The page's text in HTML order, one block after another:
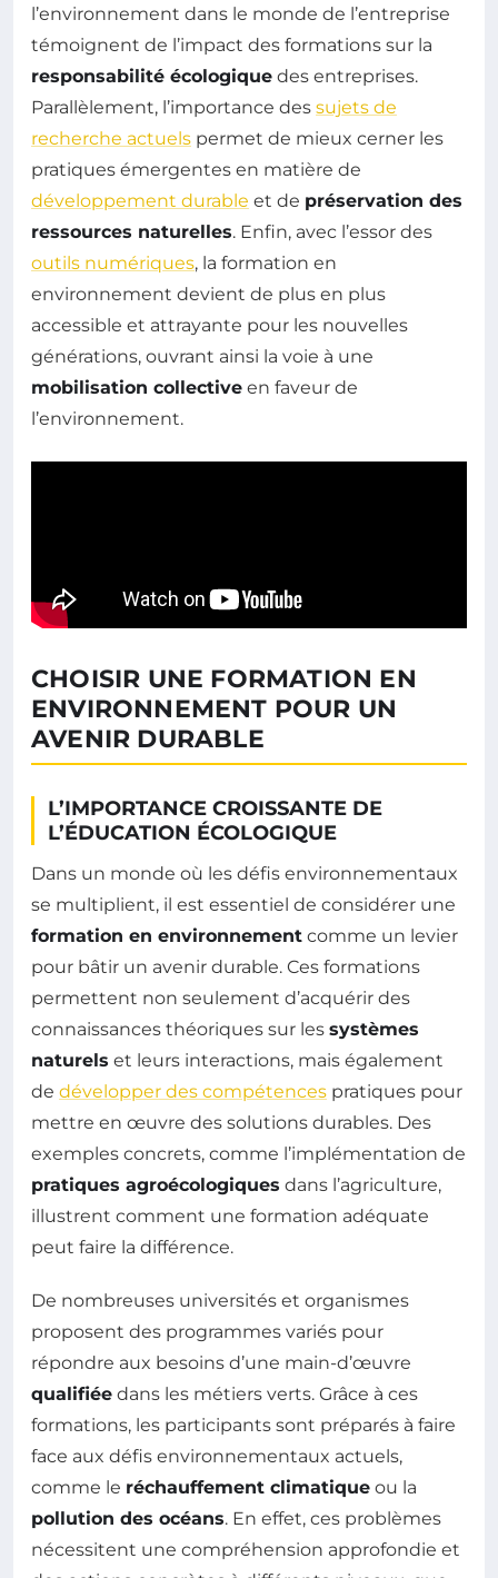
l’environnement dans le monde de l’entreprise
témoignent de l’impact des formations sur la
responsabilité écologique des entreprises.
Parallèlement, l’importance des sujets de
recherche actuels permet de mieux cerner les
pratiques émergentes en matière de
développement durable et de préservation des
ressources naturelles. Enfin, avec l’essor des
outils numériques, la formation en
environnement devient de plus en plus
accessible et attrayante pour les nouvelles
générations, ouvrant ainsi la voie à une
mobilisation collective en faveur de
l’environnement.
CHOISIR UNE FORMATION EN
ENVIRONNEMENT POUR UN
AVENIR DURABLE
L’IMPORTANCE CROISSANTE DE
L’ÉDUCATION ÉCOLOGIQUE
Dans un monde où les défis environnementaux
se multiplient, il est essentiel de considérer une
formation en environnement comme un levier
pour bâtir un avenir durable. Ces formations
permettent non seulement d’acquérir des
connaissances théoriques sur les systèmes
naturels et leurs interactions, mais également
de développer des compétences pratiques pour
mettre en œuvre des solutions durables. Des
exemples concrets, comme l’implémentation de
pratiques agroécologiques dans l’agriculture,
illustrent comment une formation adéquate
peut faire la différence.
De nombreuses universités et organismes
proposent des programmes variés pour
répondre aux besoins d’une main-d’œuvre
qualifiée dans les métiers verts. Grâce à ces
formations, les participants sont préparés à faire
face aux défis environnementaux actuels,
comme le réchauffement climatique ou la
pollution des océans. En effet, ces problèmes
nécessitent une compréhension approfondie et